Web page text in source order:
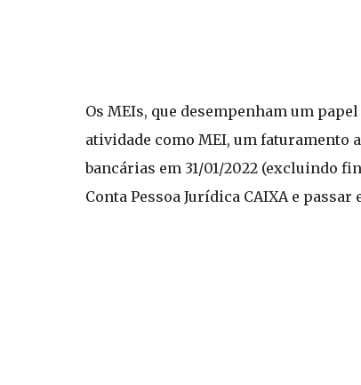
Os MEIs, que desempenham um
atividade como MEI, um faturamento
bancárias em 31/01/2022 (excluindo
Conta Pessoa Jurídica CAIXA e